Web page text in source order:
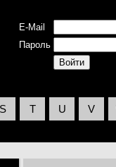
E-Mail
Пароль
S T U V